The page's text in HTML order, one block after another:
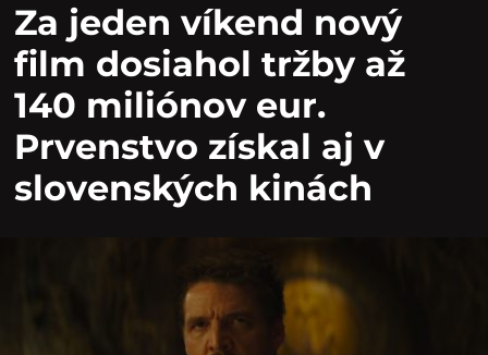
Za jeden víkend nový
film dosiahol tržby až
140 miliónov eur.
Prvenstvo získal aj v
slovenských kinách